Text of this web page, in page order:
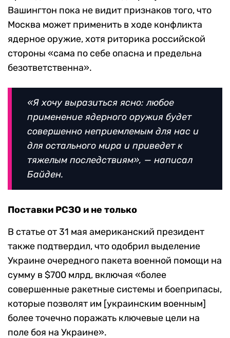
Вашингтон пока не видит признаков того, что
Москва может применить в ходе конфликта
ядерное оружие, хотя риторика российской
стороны «сама по себе опасна и предельна
безответственна».
«Я хочу выразиться ясно: любое
применение ядерного оружия будет
совершенно неприемлемым для нас и
для остального мира и приведет к
тяжелым последствиям», — написал
Байден.
Поставки РСЗО и не только
В статье от 31 мая американский президент
также подтвердил, что одобрил выделение
Украине очередного пакета военной помощи на
сумму в $700 млрд, включая «более
совершенные ракетные системы и боеприпасы,
которые позволят им [украинским военным]
более точечно поражать ключевые цели на
поле боя на Украине».